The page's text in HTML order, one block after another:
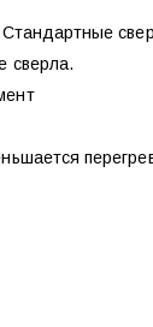
сверла.